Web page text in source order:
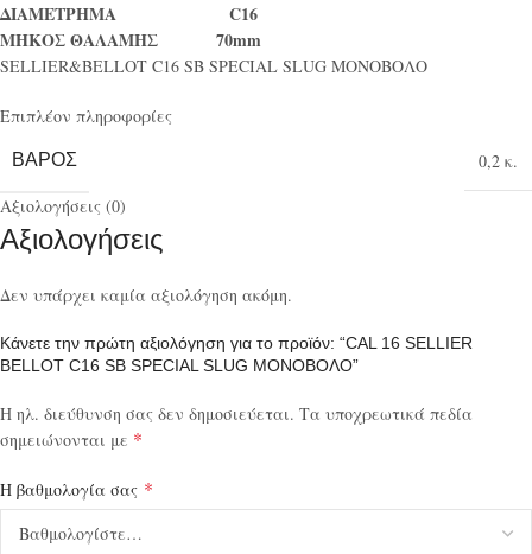
ΔΙΑΜΕΤΡΗΜΑ C16
ΜΗΚΟΣ ΘΑΛΑΜΗΣ 70mm
SELLIER&BELLOT C16 SB SPECIAL SLUG ΜΟΝΟΒΟΛΟ
Επιπλέον πληροφορίες
ΒΆΡΟΣ
0,2 κ.
Αξιολογήσεις (0)
Αξιολογήσεις
Δεν υπάρχει καμία αξιολόγηση ακόμη.
Κάνετε την πρώτη αξιολόγηση για το προϊόν: “CAL 16 SELLIER
BELLOT C16 SB SPECIAL SLUG ΜΟΝΟΒΟΛΟ”
Η ηλ. διεύθυνση σας δεν δημοσιεύεται. Τα υποχρεωτικά πεδία
σημειώνονται με *
Η βαθμολογία σας *